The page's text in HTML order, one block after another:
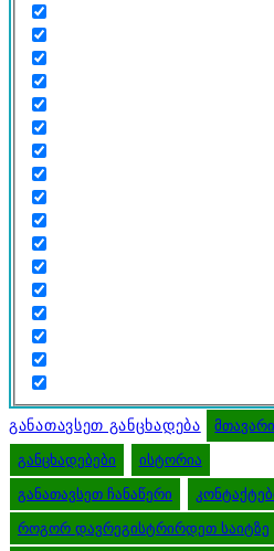
განათავსეთ განცხადება მთავარი
განცხადებები ისტორია
განათავსეთ ჩანაწერი
როგორ დავრეგისტრირდეთ საიტზე